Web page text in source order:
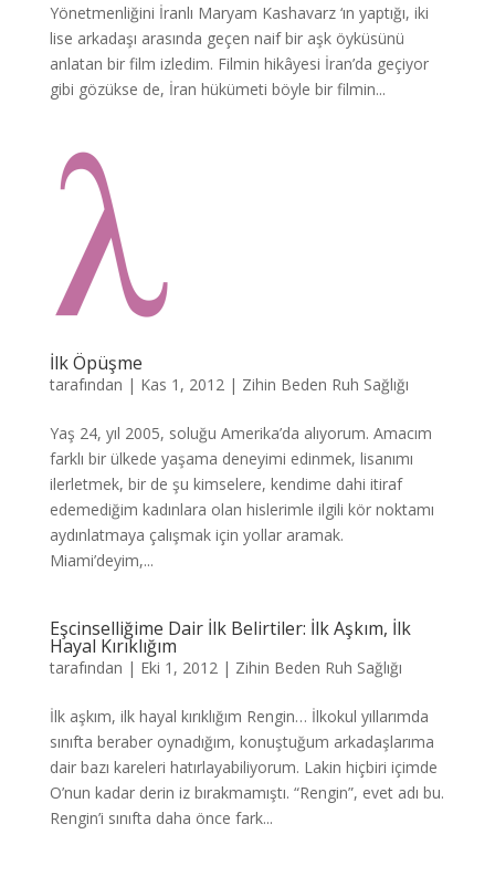
Yönetmenliğini İranlı Maryam Kashavarz ‘ın yaptığı, iki
lise arkadaşı arasında geçen naif bir aşk öyküsünü
anlatan bir film izledim. Filmin hikâyesi İran’da geçiyor
gibi gözükse de, İran hükümeti böyle bir filmin...
İlk Öpüşme
tarafından | Kas 1, 2012| Zihin Beden Ruh Sağlığı
Yaş 24, yıl 2005, soluğu Amerika’da alıyorum. Amacım
farklı bir ülkede yaşama deneyimi edinmek, lisanımı
ilerletmek, bir de şu kimselere, kendime dahi itiraf
edemediğim kadınlara olan hislerimle ilgili kör noktamı
aydınlatmaya çalışmak için yollar aramak.
Miami’deyim,...
Eşcinselliğime Dair İlk Belirtiler: İlk Aşkım, İlk
Hayal Kırıklığım
tarafından | Eki 1, 2012| Zihin Beden Ruh Sağlığı
İlk aşkım, ilk hayal kırıklığım Rengin… İlkokul yıllarımda
sınıfta beraber oynadığım, konuştuğum arkadaşlarıma
dair bazı kareleri hatırlayabiliyorum. Lakin hiçbiri içimde
O’nun kadar derin iz bırakmamıştı. “Rengin”, evet adı bu.
Rengin’i sınıfta daha önce fark...